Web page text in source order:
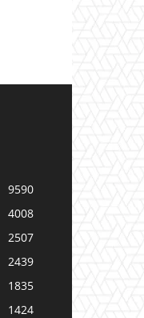
9590
4008
2507
2439
1835
1424